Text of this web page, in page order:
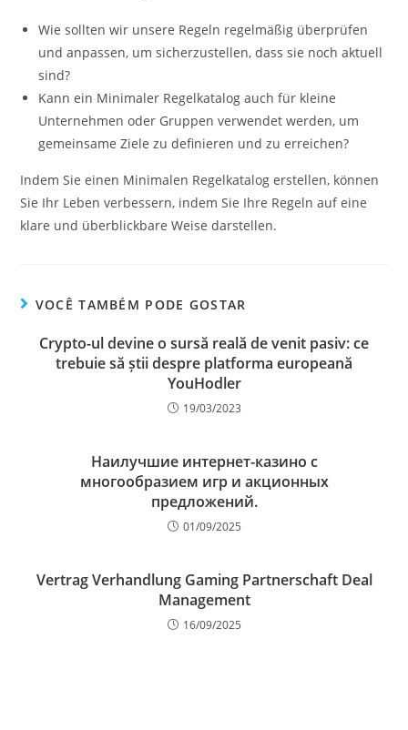
Wie sollten wir unsere Regeln regelmäßig überprüfen
und anpassen, um sicherzustellen, dass sie noch aktuell
sind?
Kann ein Minimaler Regelkatalog auch für kleine
Unternehmen oder Gruppen verwendet werden, um
gemeinsame Ziele zu definieren und zu erreichen?
Indem Sie einen Minimalen Regelkatalog erstellen, können
Sie Ihr Leben verbessern, indem Sie Ihre Regeln auf eine
klare und überblickbare Weise darstellen.
VOCÊ TAMBÉM PODE GOSTAR
Crypto-ul devine o sursă reală de venit pasiv: ce
trebuie să știi despre platforma europeană
YouHodler
19/03/2023
Наилучшие интернет-казино с
многообразием игр и акционных
предложений.
01/09/2025
Vertrag Verhandlung Gaming Partnerschaft Deal
Management
16/09/2025